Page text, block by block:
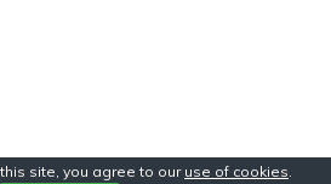
site, you agree to our use of cookies.